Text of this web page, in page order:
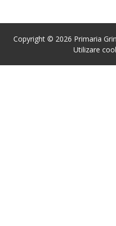
Copyright © 2026 Primaria
Utilizare